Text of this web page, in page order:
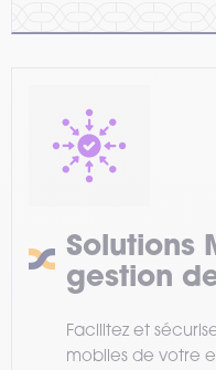
Solutions
gestion
Facilitez et
mobiles de votre